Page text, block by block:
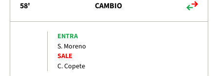
58' CAMBIO
ENTRA
S. Moreno
SALE
C. Copete